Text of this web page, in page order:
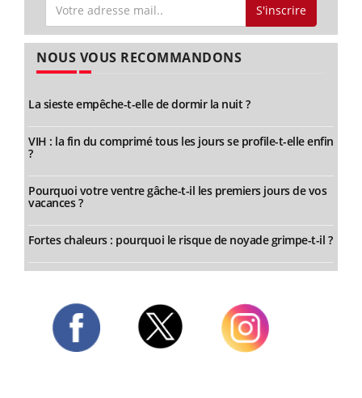
S'inscrire
NOUS VOUS RECOMMANDONS
La sieste empêche-t-elle de dormir la nuit ?
VIH : la fin du comprimé tous les jours se profile-t-elle enfin
?
Pourquoi votre ventre gâche-t-il les premiers jours de vos
vacances ?
Fortes chaleurs : pourquoi le risque de noyade grimpe-t-il ?